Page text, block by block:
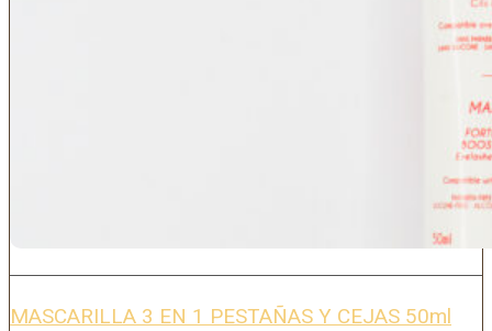
MASCARILLA 3 EN 1 PESTAÑAS Y CEJAS 50ml